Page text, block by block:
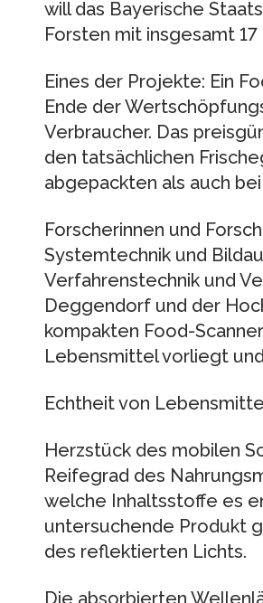
will das Bayerische
Forsten mit insgesamt
Eines der Projekte: Ein
Ende der
Verbraucher. Das
den tatsächlichen
abgepackten als auch
Forscherinnen und
Systemtechnik und
Verfahrenstechnik und
Deggendorf und der
kompakten Food-
Lebensmittel vorliegt
Echtheit von
Herzstück des mobilen
Reifegrad des
welche Inhaltsstoffe es
untersuchende Produkt
des reflektierten Lichts.
Die absorbierten